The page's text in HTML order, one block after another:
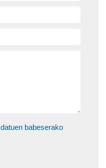
datuen babeserako